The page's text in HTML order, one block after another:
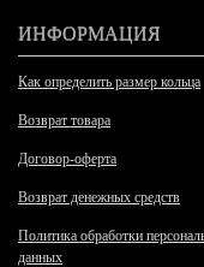
ИНФОРМАЦИЯ
Как определить размер кольца
Возврат товара
Договор-оферта
Возврат денежных средств
Политика обработки
данных